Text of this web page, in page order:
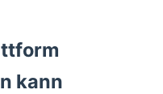
kann